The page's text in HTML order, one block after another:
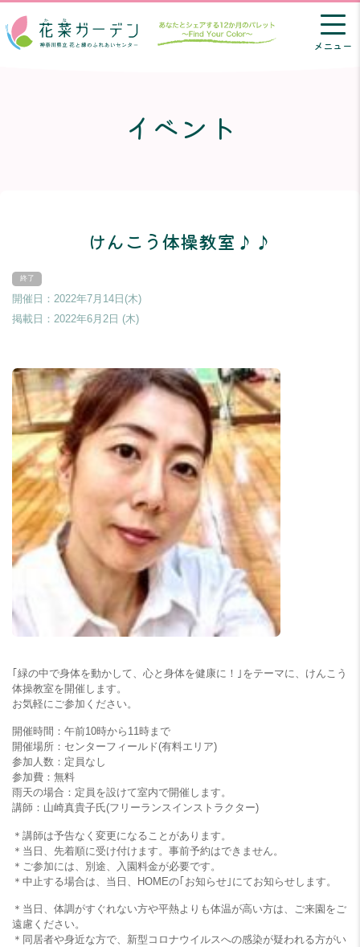
メニュー
イベント
けんこう体操教室♪♪
開催日：2022年7月14日(木)
掲載日： 2022年6月2日 (木)
｢緑の中で身体を動かして、心と身体を健康に！｣をテーマに、けんこう
体操教室を開催します。
お気軽にご参加ください。
開催時間：午前10時から11時まで
開催場所：センターフィールド(有料エリア)
参加人数：定員なし
参加費：無料
雨天の場合：定員を設けて室内で開催します。
講師：山崎真貴子氏(フリーランスインストラクター)
＊講師は予告なく変更になることがあります。
＊当日、先着順に受け付けます。事前予約はできません。
＊ご参加には、別途、入園料金が必要です。
＊中止する場合は、当日、HOMEの｢お知らせ｣にてお知らせします。
＊当日、体調がすぐれない方や平熱よりも体温が高い方は、ご来園をご
遠慮ください。
＊同居者や身近な方で、新型コロナウイルスへの感染が疑われる方がい